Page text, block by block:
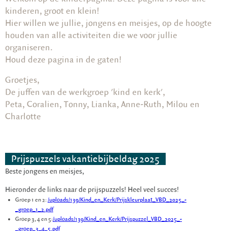
kinderen, groot en klein!
Hier willen we jullie, jongens en meisjes, op de hoogte
houden van alle activiteiten die we voor jullie
organiseren.
Houd deze pagina in de gaten!
Groetjes,
De juffen van de werkgroep 'kind en kerk',
Peta, Coralien, Tonny, Lianka, Anne-Ruth, Milou en
Charlotte
Prijspuzzels vakantiebijbeldag 2025
Beste jongens en meisjes,
Hieronder de links naar de prijspuzzels! Heel veel succes!
Groep 1 en 2:/uploads/139/Kind_en_Kerk/Prijskleurplaat_VBD_2025_-
_groep_1_2.pdf
Groep 3, 4 en 5:/uploads/139/Kind_en_Kerk/Prijspuzzel_VBD_2025_-
_groep_3_4_5.pdf